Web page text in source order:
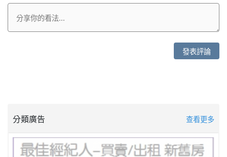
發表評論
分類廣告 查看更多